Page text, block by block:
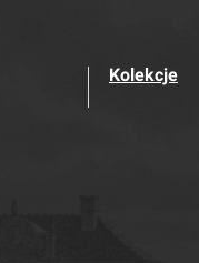
Kolekcje